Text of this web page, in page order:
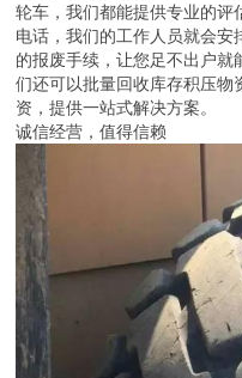
轮车，我们都能提供专业的评
电话，我们的工作人员就会安
的报废手续，让您足不出户
们还可以批量回收库存积压物
资，提供一站式解决方案。
诚信经营，值得信赖